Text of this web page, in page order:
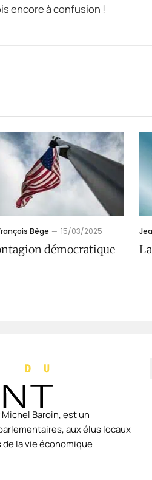
encore à confusion !
Bège 15/03/2025
démocratique
Baroin, est un
aux élus locaux
de la vie économique